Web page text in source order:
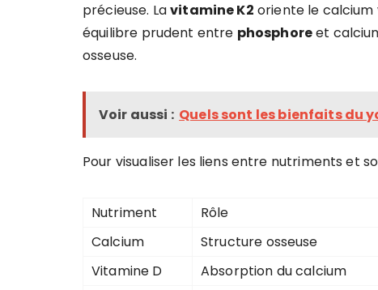
précieuse. Lavitamine K2 oriente le calcium
équilibre prudent entre phosphoreet
osseuse.
Voir aussi : Quels sont les bienfaits du
Pour visualiser les liens entre nutriments et
Nutriment Rôle
Calcium
Structure osseuse
Vitamine D
Absorption du calcium